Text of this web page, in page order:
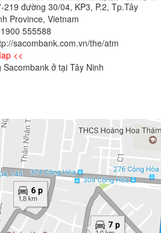
219 đường 30/04, KP3, P.2, Tp.Tây
Province, Vietnam
555588
sacombank.com.vn/the/atm
<<
ở tại Tây Ninh